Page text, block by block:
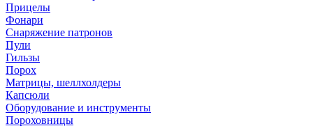
Прицелы
Фонари
Снаряжение патронов
Пули
Гильзы
Порох
Матрицы, шеллхолдеры
Капсюли
Оборудование и инструменты
Пороховницы